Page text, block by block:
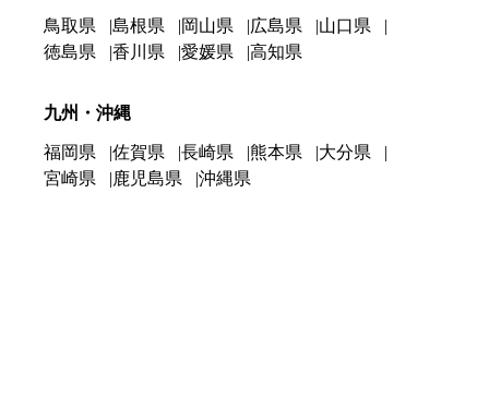
鳥取県 島根県 岡山県 広島県
山口県
徳島県
香川県 愛媛県 高知県
九州・沖縄
福岡県 佐賀県 長崎県 熊本県
大分県
宮崎県
鹿児島県 沖縄県